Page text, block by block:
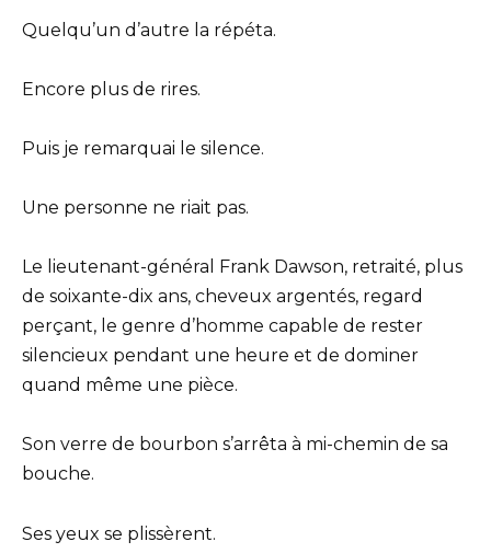
Quelqu’un d’autre la répéta.
Encore plus de rires.
Puis je remarquai le silence.
Une personne ne riait pas.
Le lieutenant-général Frank Dawson, retraité, plus
de soixante-dix ans, cheveux argentés, regard
perçant, le genre d’homme capable de rester
silencieux pendant une heure et de dominer
quand même une pièce.
Son verre de bourbon s’arrêta à mi-chemin de sa
bouche.
Ses yeux se plissèrent.